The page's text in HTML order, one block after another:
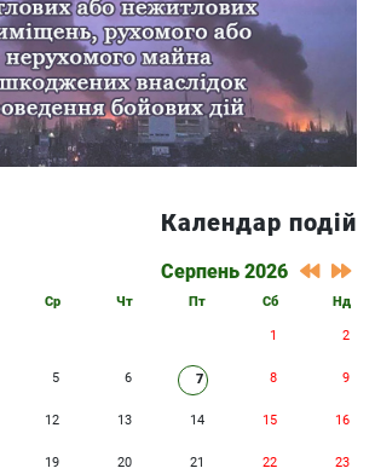
Календар подій
Серпень 2026
Ср Чт Пт Сб Нд
1 2
5 6 7 8 9
12 13 14 15 16
19 20 21 22 23